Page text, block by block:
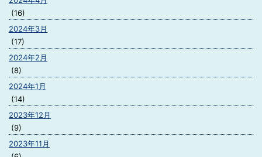
(16)
2024年3月
(17)
2024年2月
(8)
2024年1月
(14)
2023年12月
(9)
2023年11月